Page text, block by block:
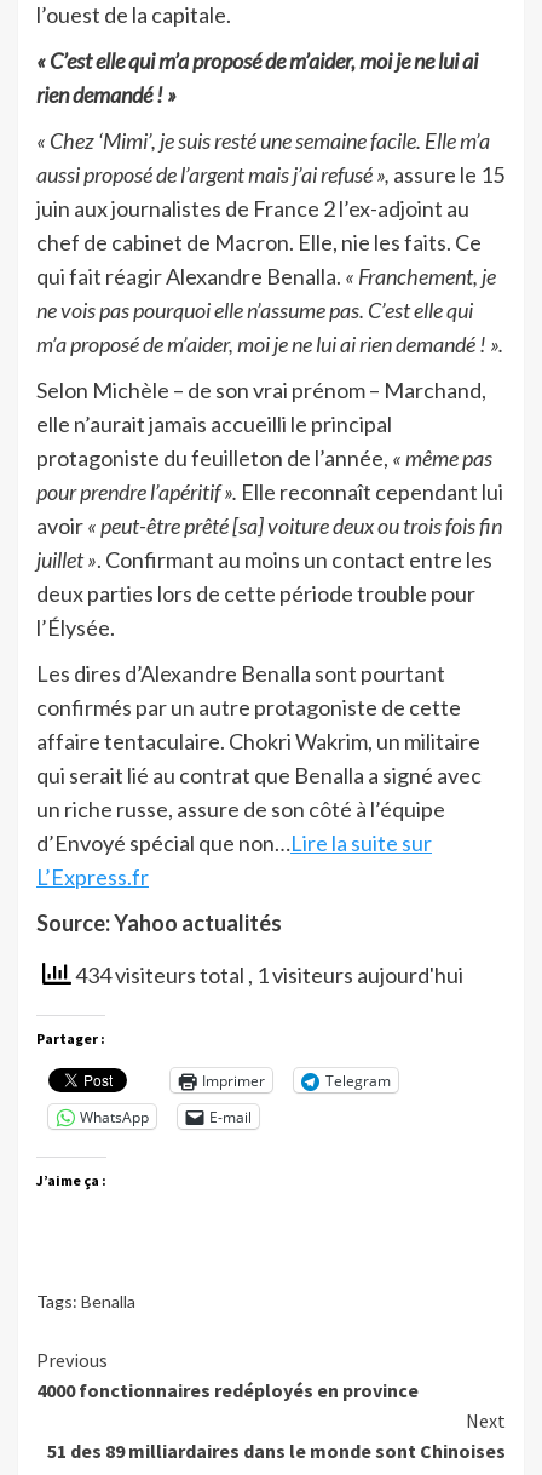
l’ouest de la capitale.
« C’est elle qui m’a proposé de m’aider, moi je ne lui ai
rien demandé ! »
« Chez ‘Mimi’, je suis resté une semaine facile. Elle m’a
aussi proposé de l’argent mais j’ai refusé », assure le 15
juin aux journalistes de France 2 l’ex-adjoint au
chef de cabinet de Macron. Elle, nie les faits. Ce
qui fait réagir Alexandre Benalla. « Franchement, je
ne vois pas pourquoi elle n’assume pas. C’est elle qui
m’a proposé de m’aider, moi je ne lui ai rien demandé ! ».
Selon Michèle – de son vrai prénom – Marchand,
elle n’aurait jamais accueilli le principal
protagoniste du feuilleton de l’année, « même pas
pour prendre l’apéritif ». Elle reconnaît cependant lui
avoir« peut-être prêté [sa] voiture deux ou trois fois fin
juillet ». Confirmant au moins un contact entre les
deux parties lors de cette période trouble pour
l’Élysée.
Les dires d’Alexandre Benalla sont pourtant
confirmés par un autre protagoniste de cette
affaire tentaculaire. Chokri Wakrim, un militaire
qui serait lié au contrat que Benalla a signé avec
un riche russe, assure de son côté à l’équipe
d’Envoyé spécial que non…Lire la suite sur
L’Express.fr
Source: Yahoo actualités
434 visiteurs total , 1 visiteurs aujourd'hui
Partager :
Imprimer
Telegram
WhatsApp
E-mail
J’aime ça :
Tags: Benalla
Continue
Reading
Previous
4000 fonctionnaires redéployés en province
Next
51 des 89 milliardaires dans le monde sont Chinoises